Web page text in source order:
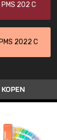
PMS 202 C
PMS 2022 C